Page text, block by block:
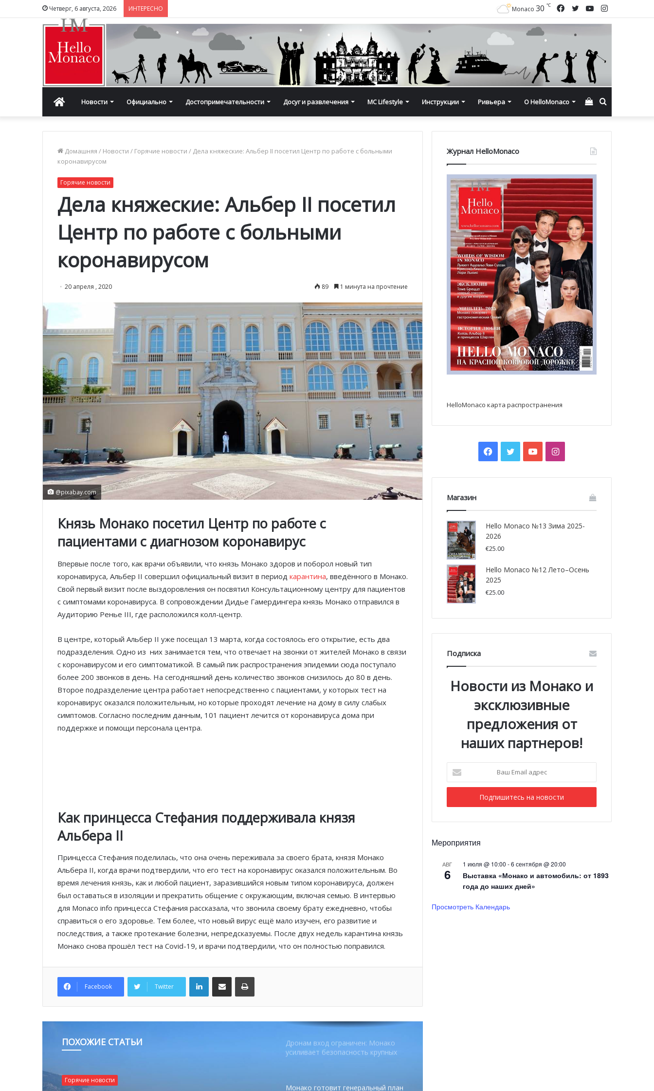
Четверг, 6 августа, 2026 ИНТЕРЕСНО Instagram
YouTube
Twitter
Facebook
Monaco 30 ℃
ГлавнаяНовости Официально Достопримечательности Досуг и развлечения MC Lifestyle Инструкции Ривьера О HelloMonaco Смотреть
корзину
Домашняя / Новости / Горячие новости / Дела княжеские: Альбер II посетил Центр по работе с больными
коронавирусом
Горячие новости
Дела княжеские: Альбер II посетил
Центр по работе с больными
коронавирусом
20 апреля , 2020 89 1 минута на прочтение
@pixabay.com
Князь Монако посетил Центр по работе с
пациентами с диагнозом коронавирус
Впервые после того, как врачи объявили, что князь Монако здоров и поборол новый тип
коронавируса, Альбер II совершил официальный визит в период карантина, введённого в Монако.
Свой первый визит после выздоровления он посвятил Консультационному центру для пациентов
с симптомами коронавируса. В сопровождении Дидье Гамердингера князь Монако отправился в
Аудиторию Ренье III, где расположился колл-центр.
В центре, который Альбер II уже посещал 13 марта, когда состоялось его открытие, есть два
подразделения. Одно из них занимается тем, что отвечает на звонки от жителей Монако в связи
с коронавирусом и его симптоматикой. В самый пик распространения эпидемии сюда поступало
более 200 звонков в день. На сегодняшний день количество звонков снизилось до 80 в день.
Второе подразделение центра работает непосредственно с пациентами, у которых тест на
коронавирус оказался положительным, но которые проходят лечение на дому в силу слабых
симптомов. Согласно последним данным, 101 пациент лечится от коронавируса дома при
поддержке и помощи персонала центра.
Как принцесса Стефания поддерживала князя
Альбера II
Принцесса Стефания поделилась, что она очень переживала за своего брата, князя Монако
Альбера II, когда врачи подтвердили, что его тест на коронавирус оказался положительным. Во
время лечения князь, как и любой пациент, заразившийся новым типом коронавируса, должен
был оставаться в изоляции и прекратить общение с окружающим, включая семью. В интервью
для Monaco info принцесса Стефания рассказала, что звонила своему брату ежедневно, чтобы
справиться о его здоровье. Тем более, что новый вирус ещё мало изучен, его развитие и
последствия, а также протекание болезни, непредсказуемы. После двух недель карантина князь
Монако снова прошёл тест на Covid-19, и врачи подтвердили, что он полностью поправился.
Facebook Twitter
LinkedInПоделиться по электронной почте Распечатать
ПОХОЖИЕ СТАТЬИ
Горячие новости
Князь Альбер II и Принцесса
Ferrari набирает скорость перед
паузой
SBM и Be Safe Monaco продлили
партнёрство ради безопасных
летних ночей
FESTIVAL готовит вечер мирового
Дронам вход ограничен: Монако
усиливает безопасность крупных
Монако готовит генеральный план
Журнал HelloMonaco
HelloMonaco карта распространения
Facebook
TwitterYouTubeInstagram
Магазин
Hello Monaco №13 Зима 2025-
2026
€25.00
Hello Monaco №12 Лето–Осень
2025
€25.00
Подписка
Новости из Монако и
эксклюзивные
предложения от
наших партнеров!
Email
адрес
Мероприятия
АВГ
6
1 июля @ 10:00 -6 сентября @ 20:00
Выставка «Монако и автомобиль: от 1893
года до наших дней»
Просмотреть Календарь